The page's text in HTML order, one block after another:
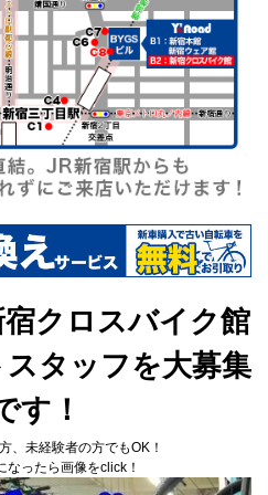
クロスバイク館
タッフを大募集
す！
、未経験者の方でもOK！
なったら画像をclick！